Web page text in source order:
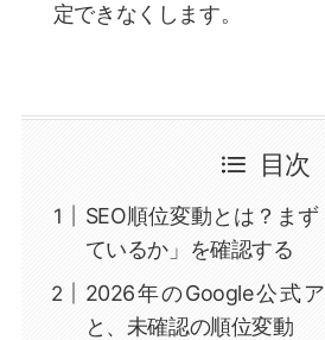
定できなくします。
目次
SEO順位変動とは？ま
ているか」を確認する
2026年のGoogle公式
と、未確認の順位変動